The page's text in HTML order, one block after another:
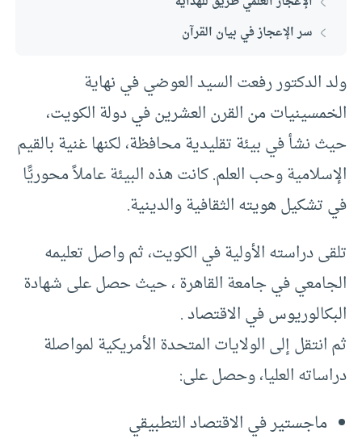
سر الإعجاز في بيان القرآن
ولد الدكتور رفعت السيد العوضي في نهاية
الخمسينيات من القرن العشرين في دولة الكويت،
حيث نشأ في بيئة تقليدية محافظة، لكنها غنية بالقيم
الإسلامية وحب العلم. كانت هذه البيئة عاملاً محوريًّا
في تشكيل هويته الثقافية والدينية.
تلقى دراسته الأولية في الكويت، ثم واصل تعليمه
الجامعي في جامعة القاهرة ، حيث حصل على شهادة
البكالوريوس في الاقتصاد .
ثم انتقل إلى الولايات المتحدة الأمريكية لمواصلة
دراساته العليا، وحصل على:
ماجستير في الاقتصاد التطبيقي